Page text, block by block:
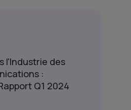
l'Industrie des
:
Q1 2024